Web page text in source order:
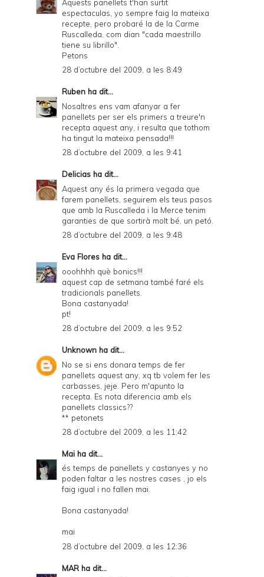
Aquests panellets t'han surtit
espectaculas, yo sempre faig la mateixa
recepte, pero probaré la de la Carme
Ruscalleda, com dian "cada maestrillo
tiene su librillo".
Petons
28 d’octubre del 2009, a les 8:49
Ruben ha dit...
Nosaltres ens vam afanyar a fer
panellets per ser els primers a treure'n
recepta aquest any, i resulta que tothom
ha tingut la mateixa pensada!!!
28 d’octubre del 2009, a les 9:41
Delicias ha dit...
Aquest any és la primera vegada que
farem panellets, seguirem els teus pasos
que amb la Ruscalleda i la Merce tenim
garanties de que sortirà molt bé, un petó.
28 d’octubre del 2009, a les 9:48
Eva Flores ha dit...
ooohhhh què bonics!!!
aquest cap de setmana també faré els
tradicionals panellets.
Bona castanyada!
pt!
28 d’octubre del 2009, a les 9:52
Unknown ha dit...
No se si ens donara temps de fer
panellets aquest any, xq tb volem fer les
carbasses, jeje. Pero m'apunto la
recepta. Es nota diferencia amb els
panellets classics??
** petonets
28 d’octubre del 2009, a les 11:42
Mai ha dit...
és temps de panellets y castanyes y no
poden faltar a les nostres cases , jo els
faig igual i no fallen mai.
Bona castanyada!
mai
28 d’octubre del 2009, a les 12:36
MAR ha dit...